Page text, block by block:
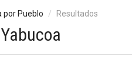
por Pueblo Resultados